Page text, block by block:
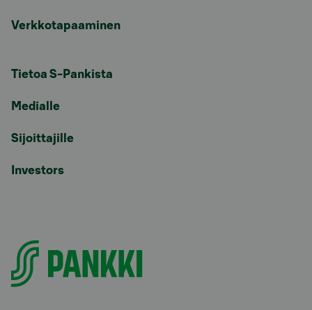
Verkkotapaaminen
Tietoa S-Pankista
Medialle
Sijoittajille
Investors